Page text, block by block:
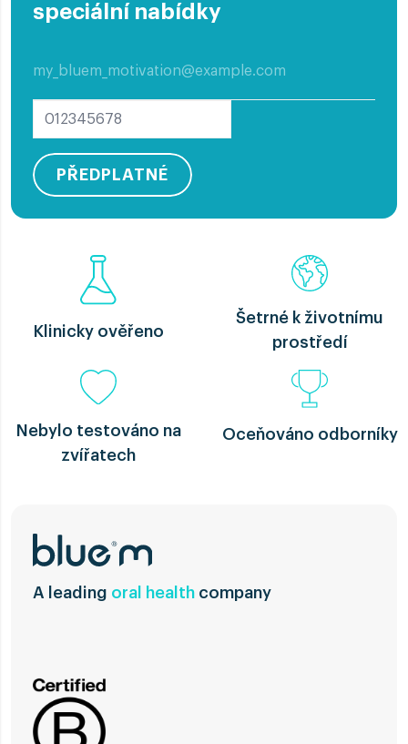
speciální nabídky
PŘEDPLATNÉ
Klinicky ověřeno
Šetrné k životnímu
prostředí
Nebylo testováno na
zvířatech
Oceňováno odborníky
A leading oral health company